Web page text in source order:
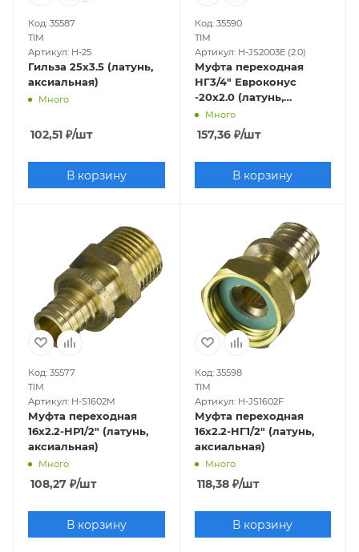
Код: 35587
TIM
Артикул: H-25
Гильза 25х3.5 (латунь,
аксиальная)
Много
102,51 ₽/шт
В корзину
Код: 35590
TIM
Артикул: H-JS2003E (2.0)
Муфта переходная
НГ3/4" Евроконус
-20х2.0 (латунь,
аксиальная)
Много
157,36₽/шт
В корзину
Код: 35577
TIM
Артикул: H-S1602M
Муфта переходная
16х2.2-НР1/2" (латунь,
аксиальная)
Много
108,27 ₽/шт
В корзину
Код: 35598
TIM
Артикул: H-JS1602F
Муфта переходная
16х2.2-НГ1/2" (латунь,
аксиальная)
Много
118,38₽/шт
В корзину